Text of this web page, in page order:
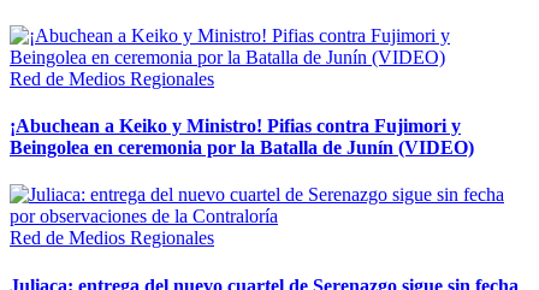
Red de Medios Regionales
¡Abuchean a Keiko y Ministro! Pifias contra Fujimori y
Beingolea en ceremonia por la Batalla de Junín (VIDEO)
Red de Medios Regionales
Juliaca: entrega del nuevo cuartel de Serenazgo sigue sin fecha